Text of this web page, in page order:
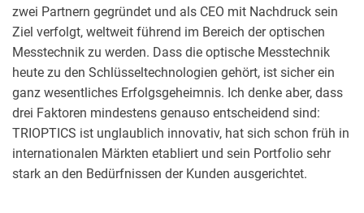
zwei Partnern gegründet und als CEO mit Nachdruck sein
Ziel verfolgt, weltweit führend im Bereich der optischen
Messtechnik zu werden. Dass die optische Messtechnik
heute zu den Schlüsseltechnologien gehört, ist sicher ein
ganz wesentliches Erfolgsgeheimnis. Ich denke aber, dass
drei Faktoren mindestens genauso entscheidend sind:
TRIOPTICS ist unglaublich innovativ, hat sich schon früh in
internationalen Märkten etabliert und sein Portfolio sehr
stark an den Bedürfnissen der Kunden ausgerichtet.